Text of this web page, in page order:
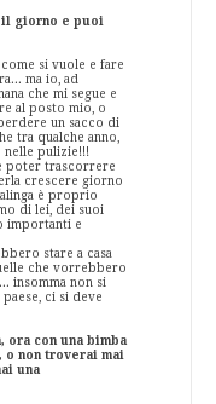
il giorno e puoi
si vuole e fare
ma io, ad
che mi segue e
al posto mio, o
un sacco di
tra qualche anno,
nelle pulizie!!!
poter trascorrere
crescere giorno
è proprio
di lei, dei suoi
importanti e
stare a casa
che vorrebbero
insomma non si
ci si deve
ora con una bimba
o non troverai mai
una